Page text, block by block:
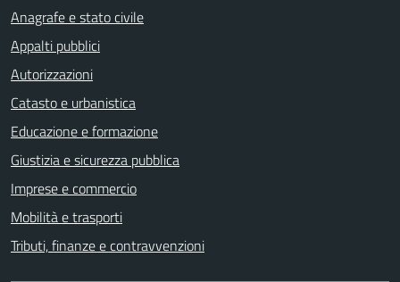
Anagrafe e stato civile
Appalti pubblici
Autorizzazioni
Catasto e urbanistica
Educazione e formazione
Giustizia e sicurezza pubblica
Imprese e commercio
Mobilità e trasporti
Tributi, finanze e contravvenzioni